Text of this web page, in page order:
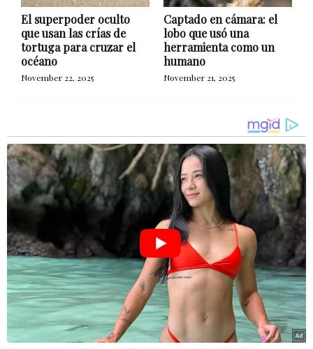
El superpoder oculto
que usan las crías de
tortuga para cruzar el
océano
November 22, 2025
Captado en cámara: el
lobo que usó una
herramienta como un
humano
November 21, 2025